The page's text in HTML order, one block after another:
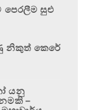
පෙරලීම සුළු
නිකුත් කෙරේ
යනු
–